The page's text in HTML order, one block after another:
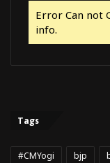
Error Can not
info.
Tags
#CMYogi bjp